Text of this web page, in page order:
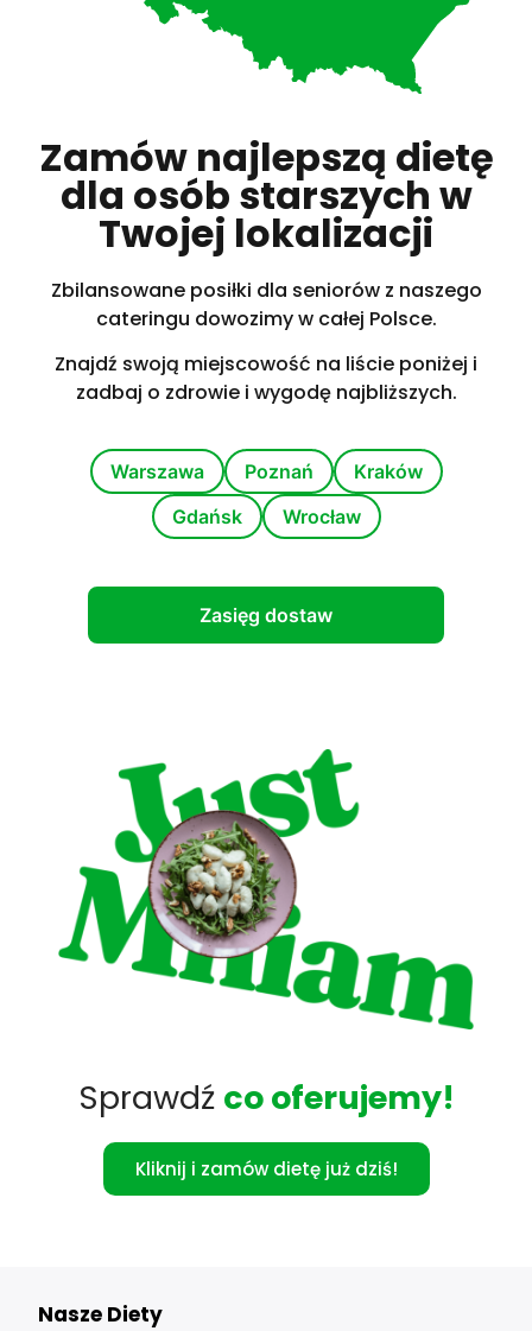
Zamów najlepszą dietę
dla osób starszych w
Twojej lokalizacji
Zbilansowane posiłki dla seniorów z naszego
cateringu dowozimy w całej Polsce.
Znajdź swoją miejscowość na liście poniżej i
zadbaj o zdrowie i wygodę najbliższych.
Warszawa Poznań
Kraków
Gdańsk
Wrocław
Zasięg dostaw
Sprawdź co oferujemy!
Kliknij i zamów dietę już dziś!
Nasze Diety